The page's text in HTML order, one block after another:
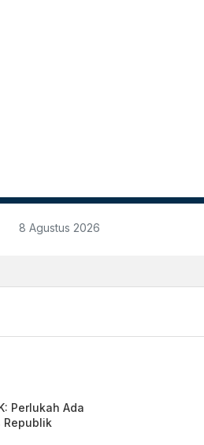
8 Agustus 2026
Perlukah Ada
Republik